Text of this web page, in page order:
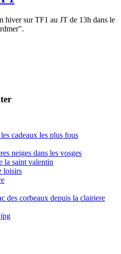
hiver sur TF1 au JT de 13h dans le
cadeaux les plus fous
neiges dans les vosges
la saint valentin
loisirs
des corbeaux depuis la clairiere